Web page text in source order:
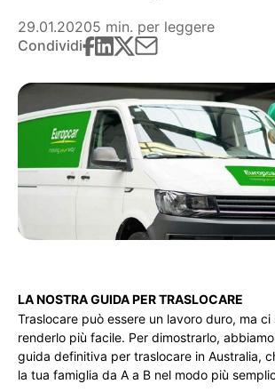
29.01.20205 min. per leggere
Condividi
LA NOSTRA GUIDA PER TRASLOCARE
Traslocare può essere un lavoro duro, ma
renderlo più facile. Per dimostrarlo,
guida definitiva per traslocare in Australia,
la tua famiglia da A a B nel modo più